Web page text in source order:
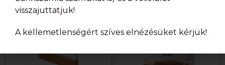
visszajuttatjuk!
A kellemetlenségért szíves elnézésüket kérjük!